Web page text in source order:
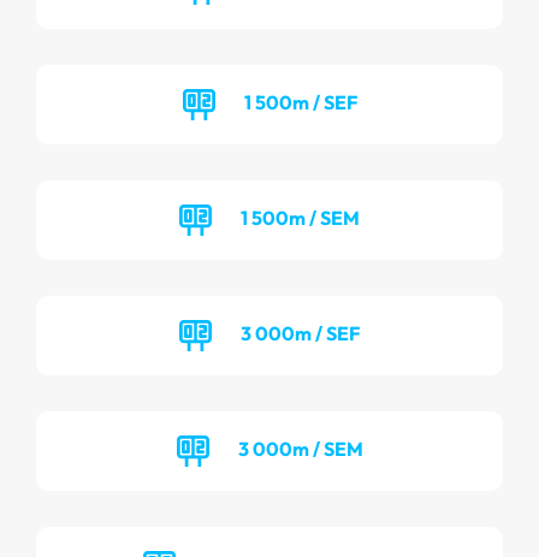
1 500m / SEF
1 500m / SEM
3 000m / SEF
3 000m / SEM